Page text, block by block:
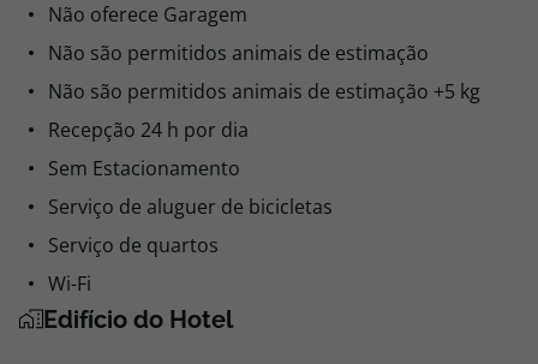
Não oferece Garagem
Não são permitidos animais de estimação
Não são permitidos animais de estimação +5 kg
Recepção 24 h por dia
Sem Estacionamento
Serviço de aluguer de bicicletas
Serviço de quartos
Wi-Fi
Edifício do Hotel